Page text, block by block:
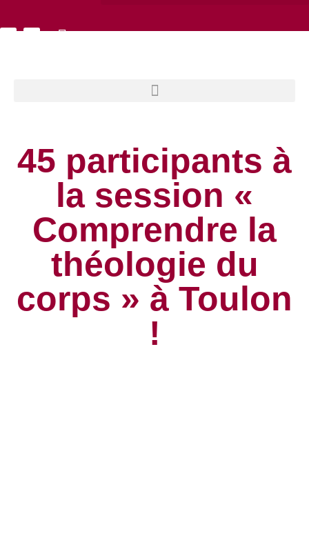
45 participants à
la session «
Comprendre la
théologie du
corps » à Toulon
!